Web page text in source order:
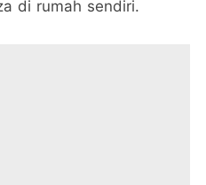
di rumah sendiri.